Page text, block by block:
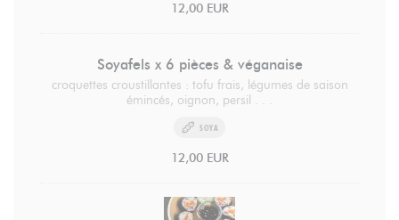
12,00 EUR
Soyafels x 6 pièces & véganaise
croquettes croustillantes : tofu frais, légumes de saison
émincés, oignon, persil . . .
SOYA
12,00 EUR